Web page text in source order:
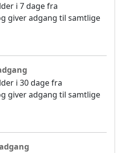
i 7 dage fra
giver adgang til samtlige
i 30 dage fra
giver adgang til samtlige